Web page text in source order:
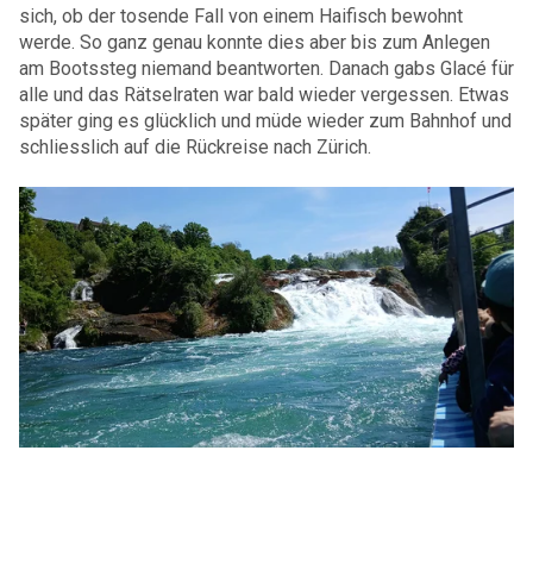
sich, ob der tosende Fall von einem Haifisch bewohnt
werde. So ganz genau konnte dies aber bis zum Anlegen
am Bootssteg niemand beantworten. Danach gabs Glacé für
alle und das Rätselraten war bald wieder vergessen. Etwas
später ging es glücklich und müde wieder zum Bahnhof und
schliesslich auf die Rückreise nach Zürich.